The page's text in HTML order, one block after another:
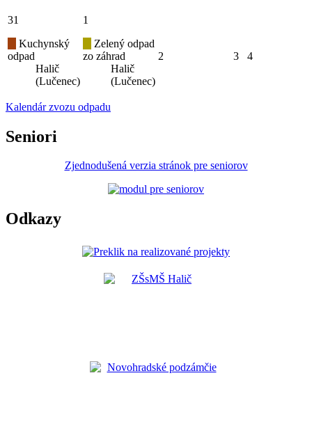
31
Kuchynský
odpad
Halič
(Lučenec)
1
Zelený odpad
zo záhrad
Halič
(Lučenec)
2 3 4
Kalendár zvozu odpadu
Seniori
Zjednodušená verzia stránok pre seniorov
Odkazy